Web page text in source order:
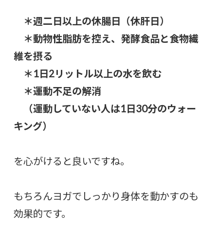
＊週二日以上の休腸日（休肝日）
＊動物性脂肪を控え、 発酵食品と食物繊
維を摂る
＊1日2リットル以上の水を飲む
＊運動不足の解消
（運動していない人は1日30分のウォー
キング）
を心がけると良いですね。
もちろんヨガでしっかり身体を動かすのも
効果的です。